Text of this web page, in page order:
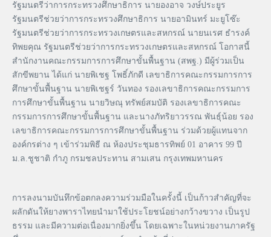
รัฐมนตรีว่าการกระทรวงศึกษาธิการ นายองอาจ วงษ์ประยูร
รัฐมนตรีช่วยว่าการกระทรวงศึกษาธิการ นายอามินทร์ มะยูโซ๊ะ
รัฐมนตรีช่วยว่าการกระทรวงเกษตรและสหกรณ์ นายนเรศ ธำรงค์
ทิพยคุณ รัฐมนตรีช่วยว่าการกระทรวงเกษตรและสหกรณ์ โอกาสนี้
สำนักงานคณะกรรมการการศึกษาขั้นพื้นฐาน (สพฐ.) มีผู้ร่วมเป็น
สักขีพยาน ได้แก่ นายพิเชฐ โพธิ์ภักดี เลขาธิการคณะกรรมการการ
ศึกษาขั้นพื้นฐาน นายพิเชฐร์ วันทอง รองเลขาธิการคณะกรรมการ
การศึกษาขั้นพื้นฐาน นายวิษณุ ทรัพย์สมบัติ รองเลขาธิการคณะ
กรรมการการศึกษาขั้นพื้นฐาน และนางภัทริยาวรรณ พันธุ์น้อย รอง
เลขาธิการคณะกรรมการการศึกษาขั้นพื้นฐาน ร่วมด้วยผู้แทนจาก
องค์กรต่าง ๆ เข้าร่วมพิธี ณ ห้องประชุมธารทิพย์ 01 อาคาร 99 ปี
ม.ล.ชูชาติ กำภู กรมชลประทาน สามเสน กรุงเทพมหานคร
การลงนามบันทึกข้อตกลงความร่วมมือในครั้งนี้ เป็นก้าวสำคัญที่จะ
ผลักดันให้ยางพาราไทยนำมาใช้ประโยชน์อย่างกว้างขวาง เป็นรูป
ธรรม และมีความต่อเนื่องมากยิ่งขึ้น โดยเฉพาะในหน่วยงานภาครัฐ